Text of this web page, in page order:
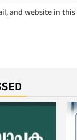
and website in